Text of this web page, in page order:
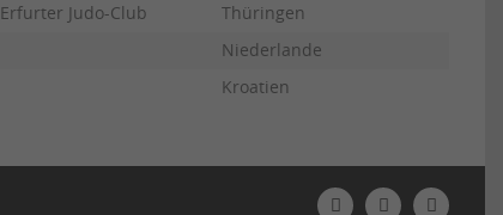
Erfurter Judo-Club
Thüringen
Niederlande
Kroatien